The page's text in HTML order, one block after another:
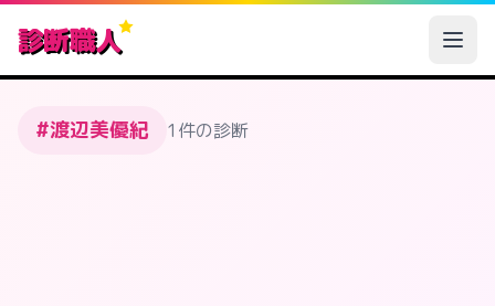
診断職人
#渡辺美優紀 1件の診断